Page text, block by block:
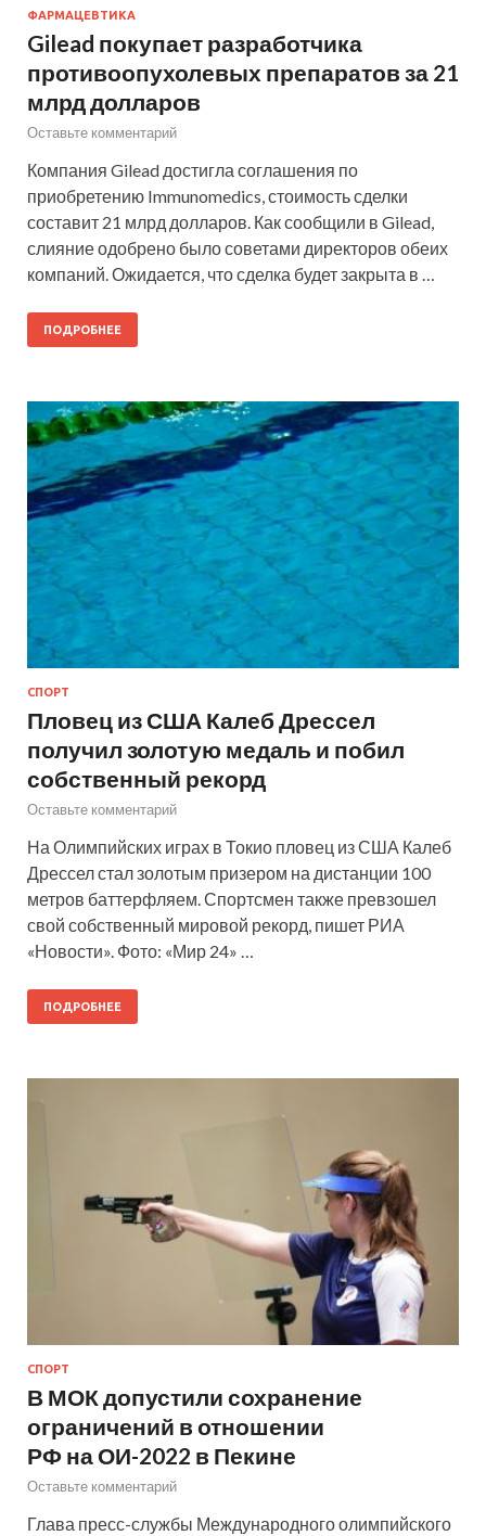
ФАРМАЦЕВТИКА
Gilead покупает разработчика
противоопухолевых препаратов за 21
млрд долларов
Оставьте комментарий
Компания Gilead достигла соглашения по
приобретению Immunomedics, стоимость сделки
составит 21 млрд долларов. Как сообщили в Gilead,
слияние одобрено было советами директоров обеих
компаний. Ожидается, что сделка будет закрыта в …
ПОДРОБНЕЕ
СПОРТ
Пловец из США Калеб Дрессел
получил золотую медаль и побил
собственный рекорд
Оставьте комментарий
На Олимпийских играх в Токио пловец из США Калеб
Дрессел стал золотым призером на дистанции 100
метров баттерфляем. Спортсмен также превзошел
свой собственный мировой рекорд, пишет РИА
«Новости». Фото: «Мир 24» …
ПОДРОБНЕЕ
СПОРТ
В МОК допустили сохранение
ограничений в отношении
РФ на ОИ-2022 в Пекине
Оставьте комментарий
Глава пресс-службы Международного олимпийского